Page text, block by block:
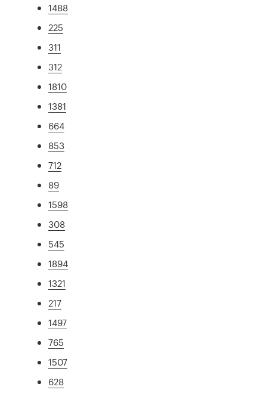
1488
225
311
312
1810
1381
664
853
712
89
1598
308
545
1894
1321
217
1497
765
1507
628